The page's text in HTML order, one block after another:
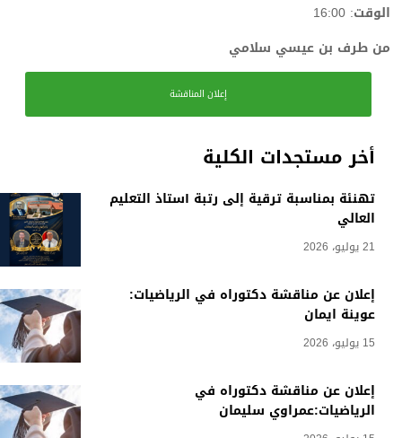
أخر مستجدات الكلية
تهنئة بمناسبة ترقية إلى رتبة أستاذ التعليم
العالي
21 يوليو، 2026
إعلان عن مناقشة دكتوراه في الرياضيات:
عوينة ايمان
15 يوليو، 2026
إعلان عن مناقشة دكتوراه في
الرياضيات:عمراوي سليمان
الوقت: 16:00
من طرف بن عيسي سلامي
إعلان المناقشة